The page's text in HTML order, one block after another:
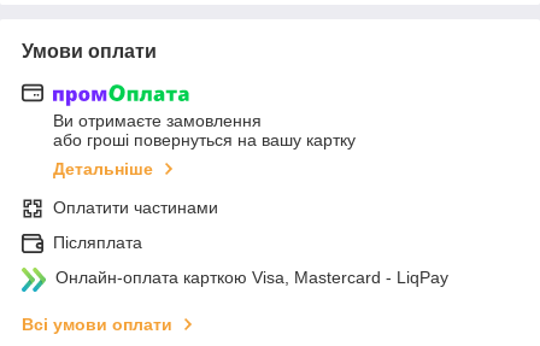
Умови оплати
Ви отримаєте замовлення
або гроші повернуться на вашу картку
Детальніше
Оплатити частинами
Післяплата
Онлайн-оплата карткою Visa, Mastercard - LiqPay
Всі умови оплати